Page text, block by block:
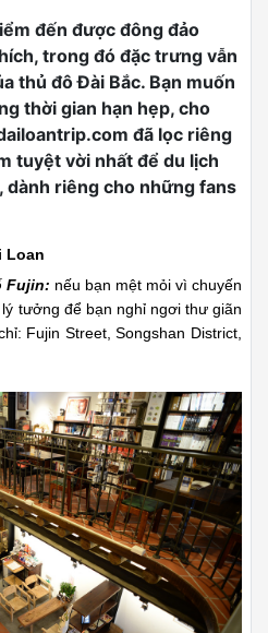
đến được đông đảo
trong đó đặc trưng vẫn
thủ đô Đài Bắc. Bạn muốn
thời gian hạn hẹp, cho
đã lọc riêng
tuyệt vời nhất để du lịch
dành riêng cho những fans
Loan
Fujin: nếu bạn mệt mỏi vì chuyến
tưởng để bạn nghỉ ngơi thư giãn
Fujin Street, Songshan District,